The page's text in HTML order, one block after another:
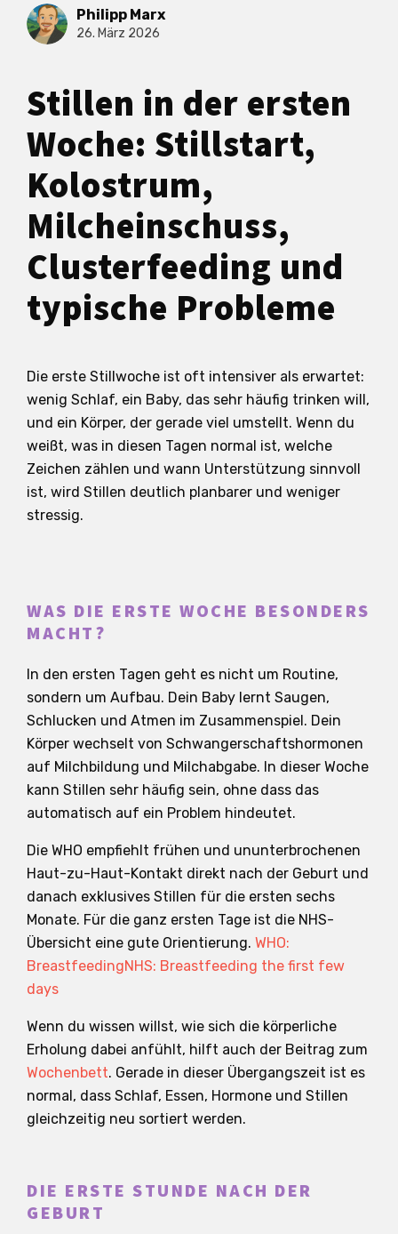
Philipp Marx
26. März 2026
Stillen in der ersten
Woche: Stillstart,
Kolostrum,
Milcheinschuss,
Clusterfeeding und
typische Probleme
Die erste Stillwoche ist oft intensiver als erwartet:
wenig Schlaf, ein Baby, das sehr häufig trinken will,
und ein Körper, der gerade viel umstellt. Wenn du
weißt, was in diesen Tagen normal ist, welche
Zeichen zählen und wann Unterstützung sinnvoll
ist, wird Stillen deutlich planbarer und weniger
stressig.
WAS DIE ERSTE WOCHE BESONDERS
MACHT?
In den ersten Tagen geht es nicht um Routine,
sondern um Aufbau. Dein Baby lernt Saugen,
Schlucken und Atmen im Zusammenspiel. Dein
Körper wechselt von Schwangerschaftshormonen
auf Milchbildung und Milchabgabe. In dieser Woche
kann Stillen sehr häufig sein, ohne dass das
automatisch auf ein Problem hindeutet.
Die WHO empfiehlt frühen und ununterbrochenen
Haut-zu-Haut-Kontakt direkt nach der Geburt und
danach exklusives Stillen für die ersten sechs
Monate. Für die ganz ersten Tage ist die NHS-
Übersicht eine gute Orientierung. WHO:
BreastfeedingNHS: Breastfeeding the first few
days
Wenn du wissen willst, wie sich die körperliche
Erholung dabei anfühlt, hilft auch der Beitrag zum
Wochenbett. Gerade in dieser Übergangszeit ist es
normal, dass Schlaf, Essen, Hormone und Stillen
gleichzeitig neu sortiert werden.
DIE ERSTE STUNDE NACH DER
GEBURT